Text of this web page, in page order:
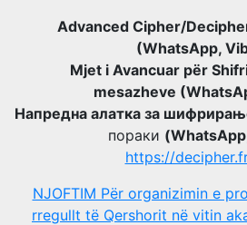
Advanced Cipher/
(WhatsApp,
Mjet i Avancuar për
mesazheve
Напредна алатка за
пораки
https://
NJOFTIM Për organizimin e
rregullt të Qershorit në vitin